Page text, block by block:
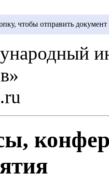
чтобы отправить документ